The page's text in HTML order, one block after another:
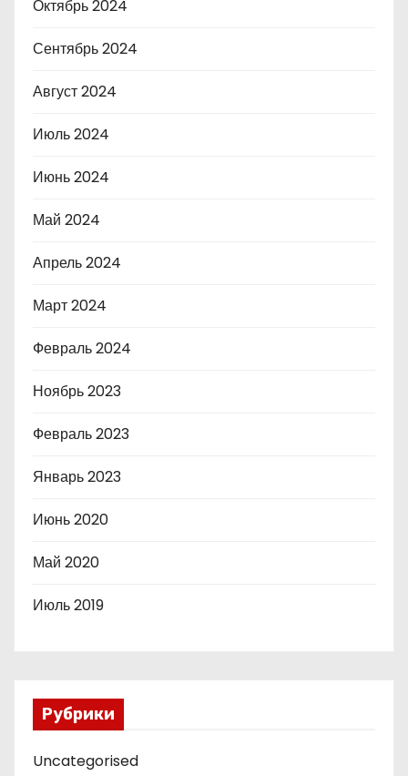
Октябрь 2024
Сентябрь 2024
Август 2024
Июль 2024
Июнь 2024
Май 2024
Апрель 2024
Март 2024
Февраль 2024
Ноябрь 2023
Февраль 2023
Январь 2023
Июнь 2020
Май 2020
Июль 2019
Рубрики
Uncategorised